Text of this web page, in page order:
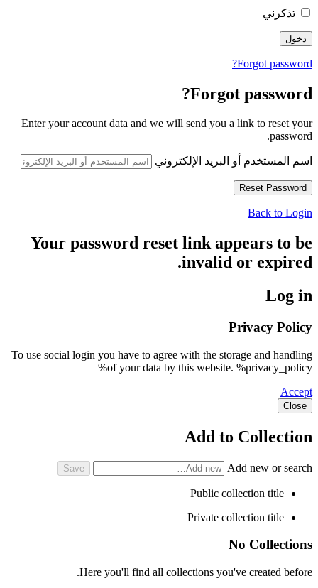
تذكرني
Forgot password?
Forgot password?
Enter your account data and we will send you a link to reset your
password.
اسم المستخدم أو البريد الإلكتروني
Back to Login
Your password reset link appears to be
invalid or expired.
Log in
Privacy Policy
To use social login you have to agree with the storage and handling
of your data by this website. %privacy_policy%
Accept
Close
Add to Collection
Add new or search
Public collection title
Private collection title
No Collections
Here you'll find all collections you've created before.